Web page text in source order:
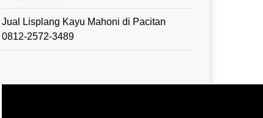
Jual Lisplang Kayu Mahoni di Pacitan
0812-2572-3489